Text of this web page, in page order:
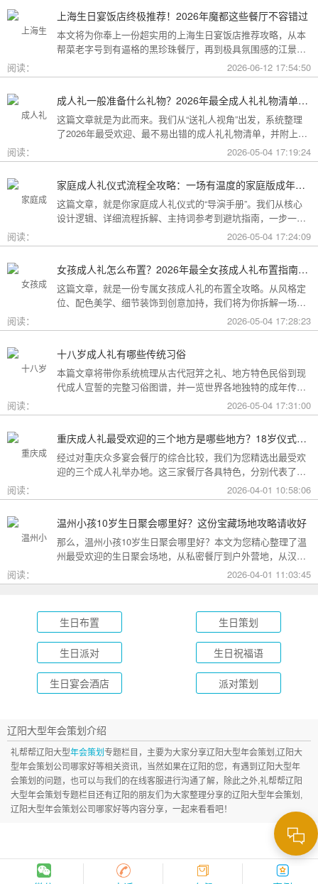
友圈的派对，还是带小朋友度过一个充满童趣的生日，这篇
2026年北京生日会场地全指南都能帮你找到答案！
上海生日宴饭店终极推荐！2026年魔都这些餐厅不容错过
本文将为你奉上一份超实用的上海生日宴饭店推荐攻略，从本
帮菜老字号到有逼格的黑珍珠餐厅，再到极具氛围感的江景私
房餐厅，全方位承包你的生日派对需求，相信一定能解决你的
挑选难题！
阅读： 2026-06-12 17:54:50
成人礼一般准备什么礼物？2026年最全成人礼礼物清单：父母、长辈、朋友一篇搞定
这篇文章就是为此而来。我们从“送礼人视角”出发，系统整理
了2026年最受欢迎、最不易出错的成人礼礼物清单，并附上挑
选逻辑和避坑指南，帮你用一份恰到好处的心意，为孩子（或
朋友）的18岁写下最温暖的注脚。
阅读： 2026-05-04 17:19:24
家庭成人礼仪式流程全攻略：一场有温度的家庭版成年加冕仪式
这篇文章，就是你家庭成人礼仪式的“导演手册”。我们从核心
设计逻辑、详细流程拆解、主持词参考到避坑指南，一步一步
帮你在家里，为18岁的孩子完成一场笑泪交织、铭记终生的成
年加冕。
阅读： 2026-05-04 17:24:09
女孩成人礼怎么布置？2026年最全女孩成人礼布置指南：从梦幻公主风到酷飒个性范，打造专属她的成年盛典
这篇文章，就是一份专属女孩成人礼的布置全攻略。从风格定
位、配色美学、细节装饰到创意加持，我们将为你拆解一场值
得她铭记一生的成人礼，究竟该如何打造。
阅读： 2026-05-04 17:28:23
十八岁成人礼有哪些传统习俗
本篇文章将带你系统梳理从古代冠笄之礼、地方特色民俗到现
代成人宣誓的完整习俗图谱，并一览世界各地独特的成年传
阅读： 2026-05-04 17:31:00
重庆成人礼最受欢迎的三个地方是哪些地方？18岁仪式感首选这三家
经过对重庆众多宴会餐厅的综合比较，我们为您精选出最受欢
迎的三个成人礼举办地。这三家餐厅各具特色，分别代表了文
化格调、传统品质与新奇体验三个不同方向，能够满足不同家
庭的需求。
阅读： 2026-04-01 10:58:06
温州小孩10岁生日聚会哪里好？这份宝藏场地攻略请收好
那么，温州小孩10岁生日聚会哪里好？本文为您精心整理了温
州最受欢迎的生日聚会场地，从私密餐厅到户外营地，从汉服
成长礼到绿茵场派对，总有一款适合您的孩子！
阅读： 2026-04-01 11:03:45
生日布置 生日策划
生日派对 生日祝福语
生日宴会酒店 派对策划
辽阳大型年会策划介绍
礼帮帮辽阳大型年会策划专题栏目，主要为大家分享辽阳大型年会策划,辽阳大
型年会策划公司哪家好等相关资讯，当然如果在辽阳的您，有遇到辽阳大型年
会策划的问题，也可以与我们的在线客服进行沟通了解，除此之外,礼帮帮辽阳
大型年会策划专题栏目还有辽阳的朋友们为大家整理分享的辽阳大型年会策划,
辽阳大型年会策划公司哪家好等内容分享，一起来看看吧！